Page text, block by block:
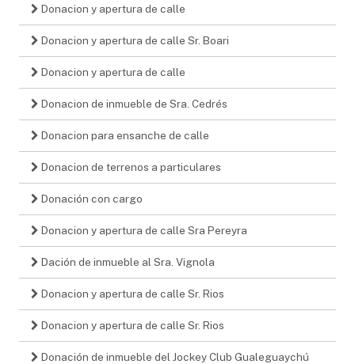
Donacion y apertura de calle
Donacion y apertura de calle Sr. Boari
Donacion y apertura de calle
Donacion de inmueble de Sra. Cedrés
Donacion para ensanche de calle
Donacion de terrenos a particulares
Donación con cargo
Donacion y apertura de calle Sra Pereyra
Dación de inmueble al Sra. Vignola
Donacion y apertura de calle Sr. Rios
Donacion y apertura de calle Sr. Rios
Donación de inmueble del Jockey Club Gualeguaychú